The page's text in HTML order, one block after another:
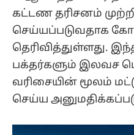
கட்டண தரிசனம்
செய்யப்படுவதாக
தெரிவித்துள்ளது.
பக்தர்களும் இலவச
வரிசையின் மூலம்
செய்ய